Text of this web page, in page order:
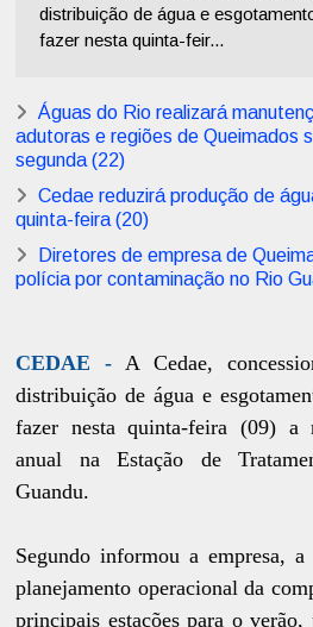
distribuição de água e
fazer nesta quinta-feir...
Águas do Rio realizará
adutoras e regiões de Queimados
segunda (22)
Cedae reduzirá produção de
quinta-feira (20)
Diretores de empresa de
polícia por contaminação no Rio
CEDAE -A Cedae,
distribuição de água e
fazer nesta quinta-feira (09) a
anual na Estação de
Guandu.
Segundo informou a empresa,
planejamento operacional da
principais estações para o